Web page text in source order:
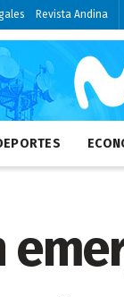
Revista Andina